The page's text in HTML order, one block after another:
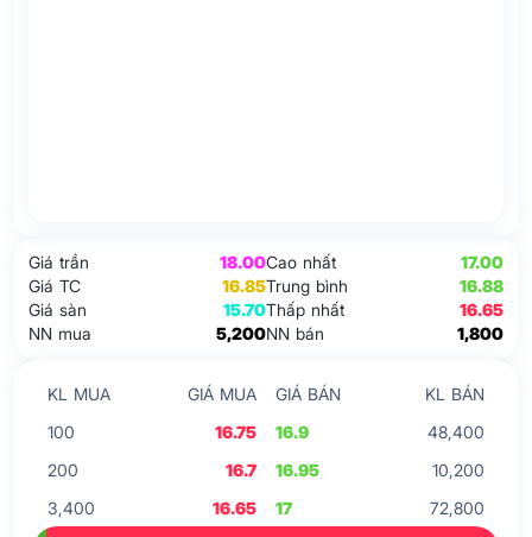
Giá trần
18.00
Giá TC
16.85
Giá sàn
15.70
NN mua
5,200
Cao nhất
17.00
Trung bình
16.88
Thấp nhất
16.65
NN bán
1,800
KL MUA GIÁ MUA GIÁ BÁN
KL BÁN
100
16.75 16.9
48,400
200
16.7 16.95
10,200
3,400
16.65 17 72,800